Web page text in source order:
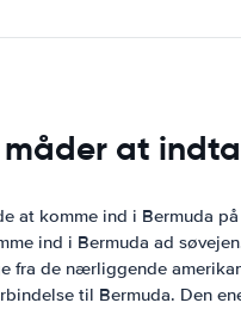
at
at komme ind i Bermuda
ind i Bermuda ad
de nærliggende
til Bermuda. Den